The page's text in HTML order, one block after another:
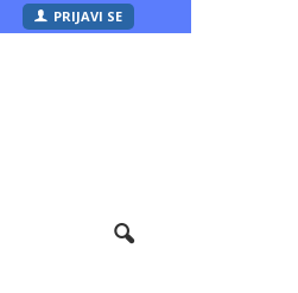
PRIJAVI SE